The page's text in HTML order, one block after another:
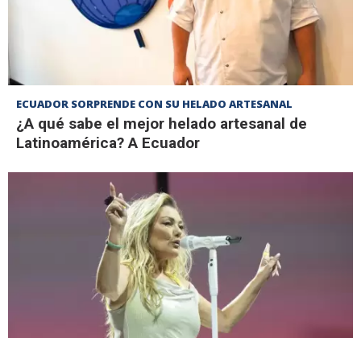
ECUADOR SORPRENDE CON SU HELADO ARTESANAL
¿A qué sabe el mejor helado artesanal de
Latinoamérica? A Ecuador